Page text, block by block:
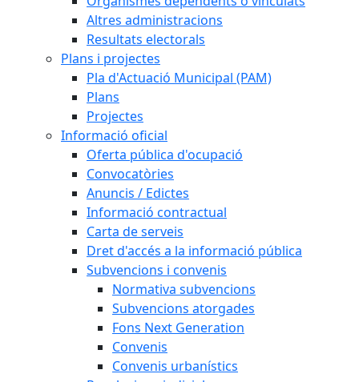
Altres administracions
Resultats electorals
Plans i projectes
Pla d'Actuació Municipal (PAM)
Plans
Projectes
Informació oficial
Oferta pública d'ocupació
Convocatòries
Anuncis / Edictes
Informació contractual
Carta de serveis
Dret d'accés a la informació pública
Subvencions i convenis
Normativa subvencions
Subvencions atorgades
Fons Next Generation
Convenis
Convenis urbanístics